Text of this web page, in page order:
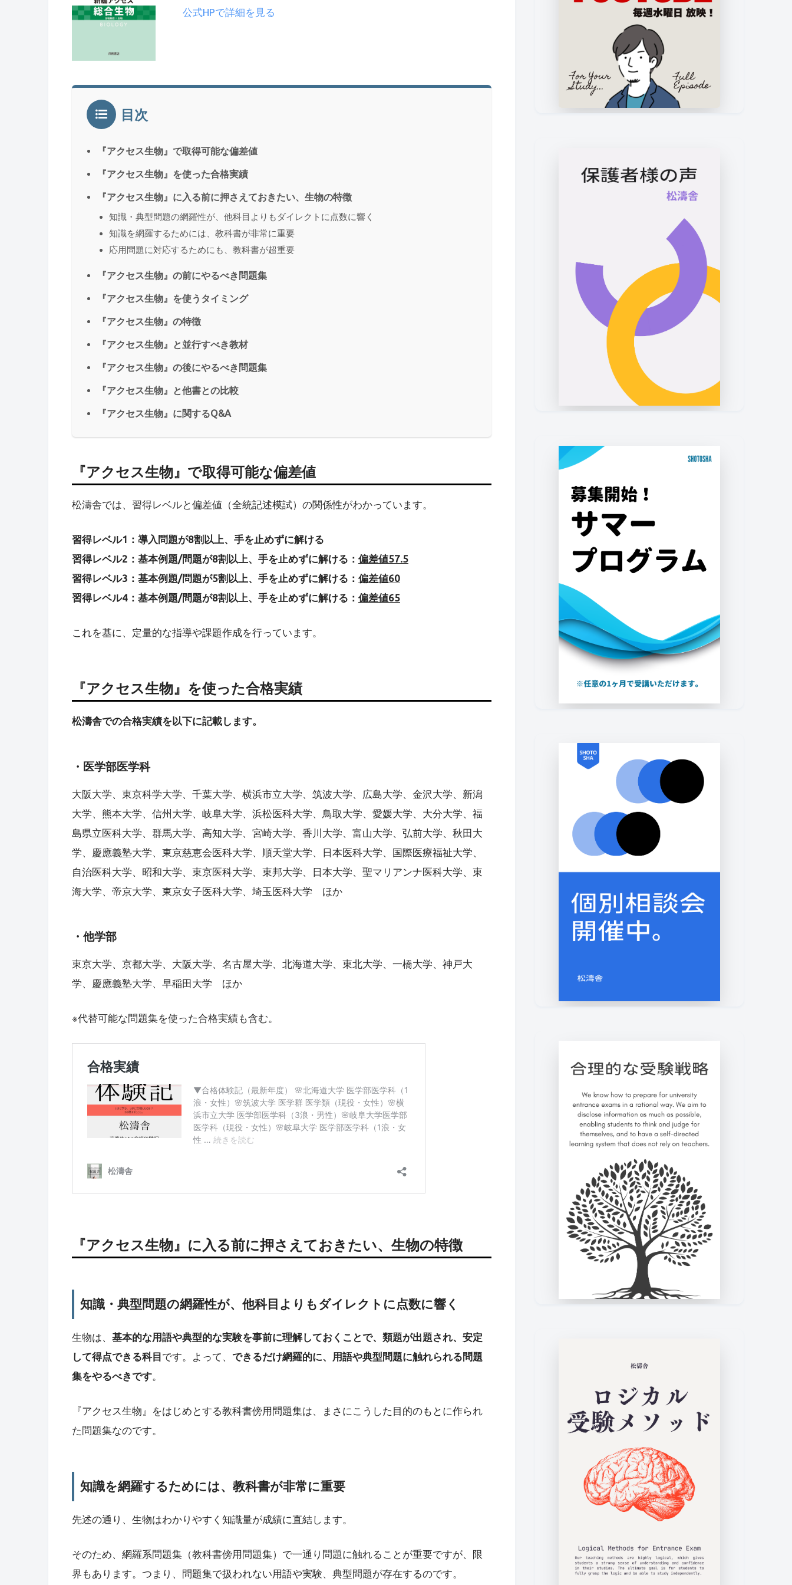
公式HPで詳細を見る
目次
『アクセス生物』で取得可能な偏差値
『アクセス生物』を使った合格実績
『アクセス生物』に入る前に押さえておきたい、生物の特徴
知識・典型問題の網羅性が、他科目よりもダイレクトに点数に響く
知識を網羅するためには、教科書が非常に重要
応用問題に対応するためにも、教科書が超重要
『アクセス生物』の前にやるべき問題集
『アクセス生物』を使うタイミング
『アクセス生物』の特徴
『アクセス生物』と並行すべき教材
『アクセス生物』の後にやるべき問題集
『アクセス生物』と他書との比較
『アクセス生物』に関するQ&A
『アクセス生物』で取得可能な偏差値
松濤舎では、習得レベルと偏差値（全統記述模試）の関係性がわかっています。
習得レベル1：導入問題が8割以上、手を止めずに解ける
習得レベル2：基本例題/問題が8割以上、手を止めずに解ける： 偏差値57.5
習得レベル3：基本例題/問題が5割以上、手を止めずに解ける： 偏差値60
習得レベル4：基本例題/問題が8割以上、手を止めずに解ける： 偏差値65
これを基に、定量的な指導や課題作成を行っています。
『アクセス生物』を使った合格実績
松濤舎での合格実績を以下に記載します。
・医学部医学科
大阪大学、東京科学大学、千葉大学、横浜市立大学、筑波大学、広島大学、金沢大学、新潟
大学、熊本大学、信州大学、岐阜大学、浜松医科大学、鳥取大学、愛媛大学、大分大学、福
島県立医科大学、群馬大学、高知大学、宮崎大学、香川大学、富山大学、弘前大学、秋田大
学、慶應義塾大学、東京慈恵会医科大学、順天堂大学、日本医科大学、国際医療福祉大学、
自治医科大学、昭和大学、東京医科大学、東邦大学、日本大学、聖マリアンナ医科大学、東
海大学、帝京大学、東京女子医科大学、埼玉医科大学 ほか
・他学部
東京大学、京都大学、大阪大学、名古屋大学、北海道大学、東北大学、一橋大学、神戸大
学、慶應義塾大学、早稲田大学 ほか
※代替可能な問題集を使った合格実績も含む。
『アクセス生物』に入る前に押さえておきたい、生物の特徴
知識・典型問題の網羅性が、他科目よりもダイレクトに点数に響く
生物は、 基本的な用語や典型的な実験を事前に理解しておくことで、類題が出題され、安定
して得点できる科目 です。よって、 できるだけ網羅的に、用語や典型問題に触れられる問題
集をやるべきです。
『アクセス生物』をはじめとする教科書傍用問題集は、まさにこうした目的のもとに作られ
た問題集なのです。
知識を網羅するためには、教科書が非常に重要
先述の通り、生物はわかりやすく知識量が成績に直結します。
そのため、網羅系問題集（教科書傍用問題集）で一通り問題に触れることが重要ですが、限
界もあります。つまり、問題集で扱われない用語や実験、典型問題が存在するのです。